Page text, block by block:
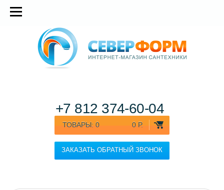
ТОВАРЫ: 0 0 Р.
ЗАКАЗАТЬ ОБРАТНЫЙ ЗВОНОК
+7 812 374-60-04